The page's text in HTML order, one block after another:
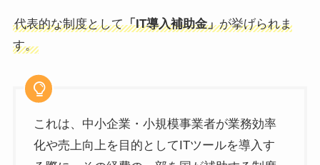
代表的な制度として「IT導入補助金」が挙げられま
す。
これは、中小企業・小規模事業者が業務効率
化や売上向上を目的としてITツールを導入す